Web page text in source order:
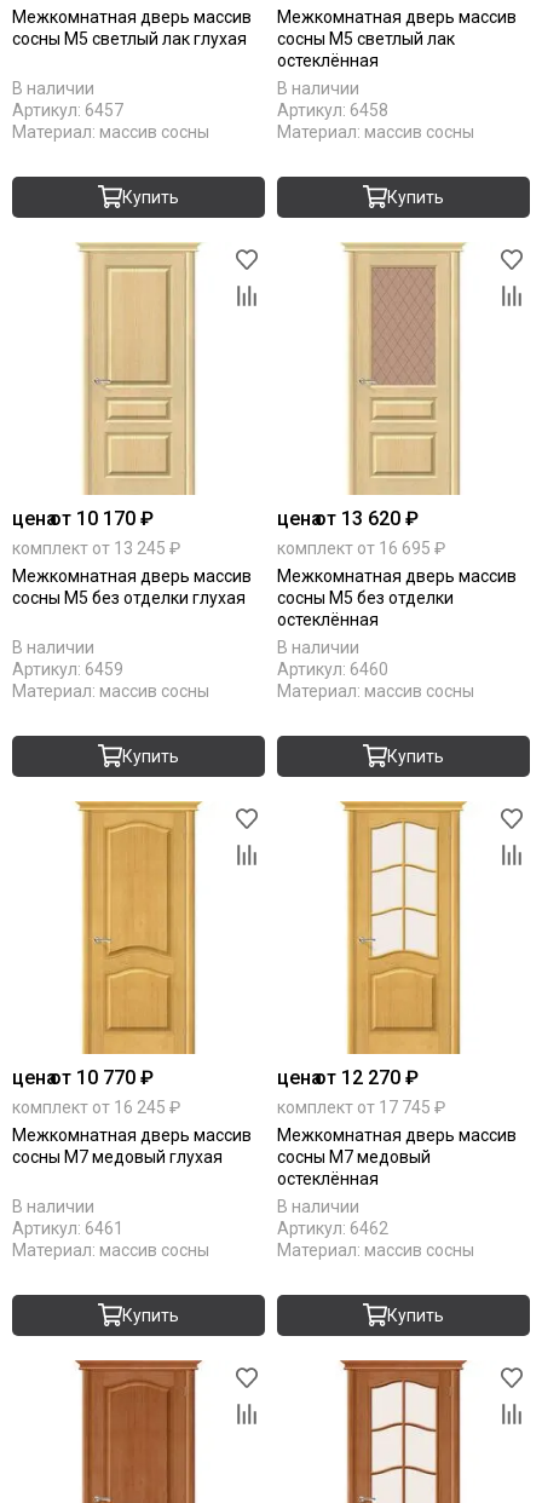
Межкомнатная дверь массив
сосны М5 светлый лак глухая
В наличии
Артикул: 6457
Материал: массив сосны
Купить
Межкомнатная дверь массив
сосны М5 светлый лак
остеклённая
В наличии
Артикул: 6458
Материал: массив сосны
Купить
ценаот 10 170 ₽
комплект от 13 245 ₽
Межкомнатная дверь массив
сосны М5 без отделки глухая
В наличии
Артикул: 6459
Материал: массив сосны
Купить
ценаот 13 620 ₽
комплект от 16 695 ₽
Межкомнатная дверь массив
сосны М5 без отделки
остеклённая
В наличии
Артикул: 6460
Материал: массив сосны
Купить
ценаот 10 770 ₽
комплект от 16 245 ₽
Межкомнатная дверь массив
сосны М7 медовый глухая
В наличии
Артикул: 6461
Материал: массив сосны
Купить
ценаот 12 270 ₽
комплект от 17 745 ₽
Межкомнатная дверь массив
сосны М7 медовый
остеклённая
В наличии
Артикул: 6462
Материал: массив сосны
Купить